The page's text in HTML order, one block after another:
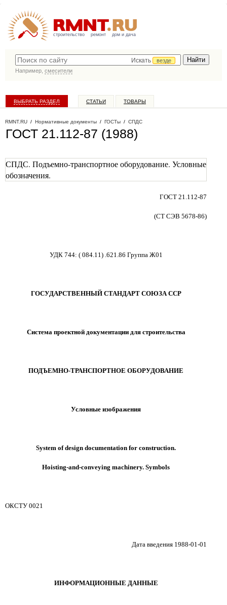
строительство ремонт дом и дача
Искать
везде
Например, смесители
ВЫБРАТЬ РАЗДЕЛ СТАТЬИ ТОВАРЫ
RMNT.RU / Нормативные документы / ГОСТы / СПДС
ГОСТ 21.112-87 (1988)
СПДС. Подъемно-транспортное оборудование. Условные
обозначения.
ГОСТ 21.112-87
(СТ СЭВ 5678-86)
УДК 744: (084.11).621.86 Группа Ж01
ГОСУДАРСТВЕННЫЙ СТАНДАРТ СОЮЗА ССР
Система проектной документации для строительства
ПОДЪЕМНО-ТРАНСПОРТНОЕ ОБОРУДОВАНИЕ
Условные изображения
System of design documentation for construction.
Hoisting-and-conveying machinery. Symbols
ОКСТУ 0021
Дата введения 1988-01-01
ИНФОРМАЦИОННЫЕ ДАННЫЕ